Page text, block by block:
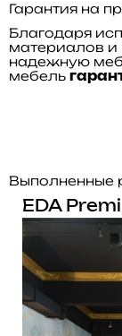
Гарантия на
Благодаря
материалов
надежную
мебель
Выполненные
EDA